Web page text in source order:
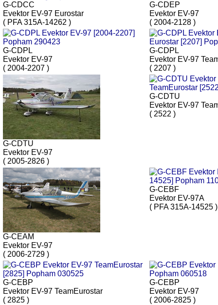
G-CDCC
Evektor EV-97 Eurostar
( PFA 315A-14262 )
G-CDEP
Evektor EV-97
( 2004-2128 )
G-CDPL
Evektor EV-97
( 2004-2207 )
G-CDPL
Evektor EV-97
( 2207 )
G-CDTU
Evektor EV-97
( 2005-2826 )
G-CDTU
Evektor EV-97
( 2522 )
G-CEAM
Evektor EV-97
( 2006-2729 )
G-CEBF
Evektor EV-97A
( PFA 315A-14525 )
G-CEBP
Evektor EV-97 TeamEurostar
( 2825 )
G-CEBP
Evektor EV-97
( 2006-2825 )